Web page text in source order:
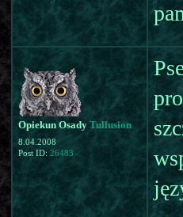
Opiekun Osady Tullusion
8.04.2008
Post ID: 26483